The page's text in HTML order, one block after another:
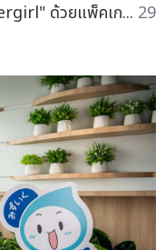
ด้วยแพ็คเก... 29